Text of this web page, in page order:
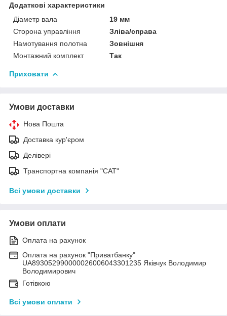
Додаткові характеристики
Діаметр вала
19 мм
Сторона управління
Зліва/справа
Намотування полотна
Зовнішня
Монтажний комплект
Так
Приховати
Умови доставки
Нова Пошта
Доставка кур'єром
Делівері
Транспортна компанія "САТ"
Всі умови доставки
Умови оплати
Оплата на рахунок
Оплата на рахунок "Приватбанку"
UA893052990000026006043301235 Яківчук Володимир
Володимирович
Готівкою
Всі умови оплати